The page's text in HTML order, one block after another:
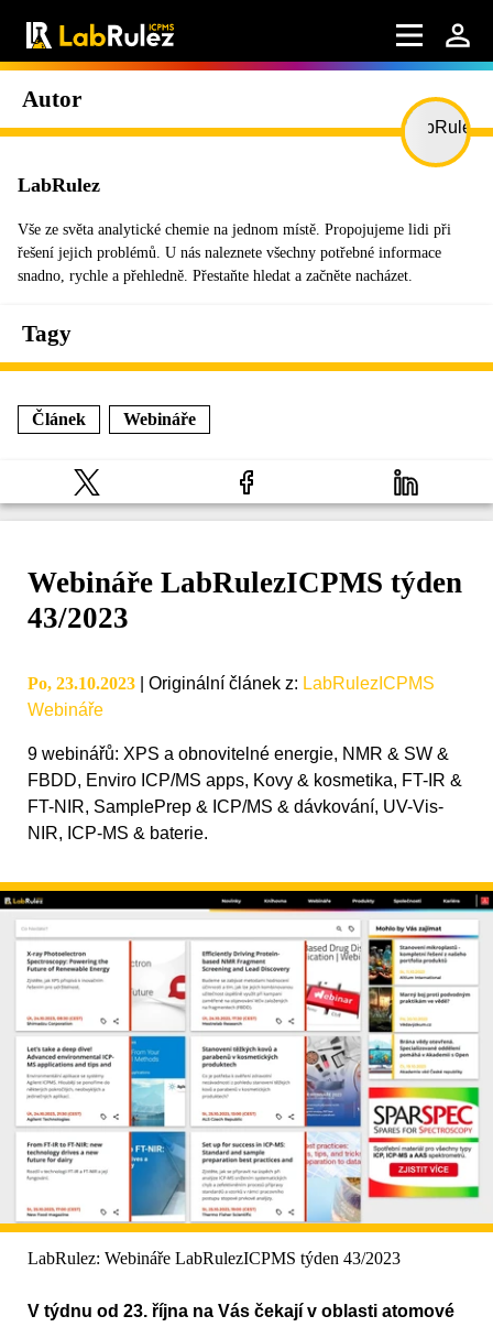
Autor
LabRulez
Vše ze světa analytické chemie na jednom místě. Propojujeme lidi při
řešení jejich problémů. U nás naleznete všechny potřebné informace
snadno, rychle a přehledně. Přestaňte hledat a začněte nacházet.
Tagy
Článek Webináře
Webináře LabRulezICPMS týden
43/2023
Po, 23.10.2023 Originální článek z: LabRulezICPMS
Webináře
9 webinářů: XPS a obnovitelné energie, NMR & SW &
FBDD, Enviro ICP/MS apps, Kovy & kosmetika, FT-IR &
FT-NIR, SamplePrep & ICP/MS & dávkování, UV-Vis-
NIR, ICP-MS & baterie.
LabRulez: Webináře LabRulezICPMS týden 43/2023
V týdnu od 23. října na Vás čekají v oblasti atomové